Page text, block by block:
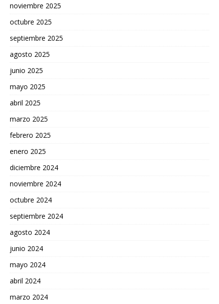
noviembre 2025
octubre 2025
septiembre 2025
agosto 2025
junio 2025
mayo 2025
abril 2025
marzo 2025
febrero 2025
enero 2025
diciembre 2024
noviembre 2024
octubre 2024
septiembre 2024
agosto 2024
junio 2024
mayo 2024
abril 2024
marzo 2024